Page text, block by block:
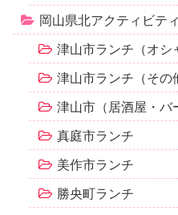
岡山県北アクティビテ
津山市ランチ（オシ
津山市ランチ（その
津山市（居酒屋・バ
真庭市ランチ
美作市ランチ
勝央町ランチ